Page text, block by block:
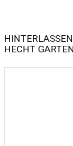
HECHT GARTEN